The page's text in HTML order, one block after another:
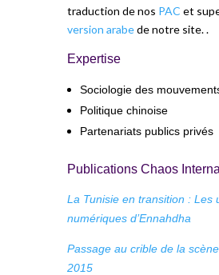
traduction de nos PAC et
version arabede notre site. .
Expertise
Sociologie des
Politique chinoise
Partenariats publics privés
Publications Chaos
La Tunisie en transition : Les
numériques d’Ennahdha
Passage au crible de la
2015